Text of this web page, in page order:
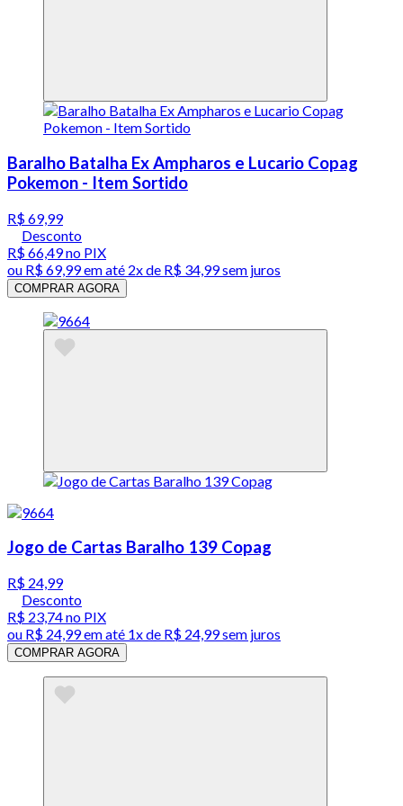
Baralho Batalha Ex Ampharos e Lucario Copag
Pokemon - Item Sortido
R$ 69,99
Desconto
R$ 66,49no PIX
ou R$ 69,99em até 2x de R$ 34,99 sem juros
COMPRAR AGORA
Jogo de Cartas Baralho 139 Copag
R$ 24,99
Desconto
R$ 23,74no PIX
ou R$ 24,99em até 1x de R$ 24,99sem juros
COMPRAR AGORA